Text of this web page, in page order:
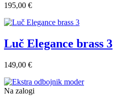
195,00 €
Luč Elegance brass 3
149,00 €
Na zalogi